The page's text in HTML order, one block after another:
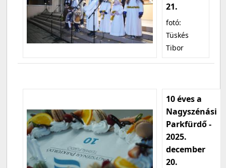
21.
fotó:
Tüskés
Tibor
10 éves a
Nagyszénási
Parkfürdő -
2025.
december
20.